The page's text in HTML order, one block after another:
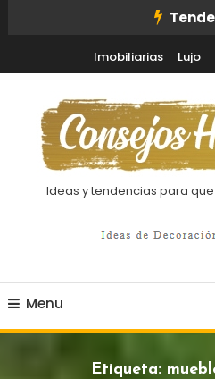
Imobiliarias Lujo
Ideas y tendencias para
Menu
Etiqueta: